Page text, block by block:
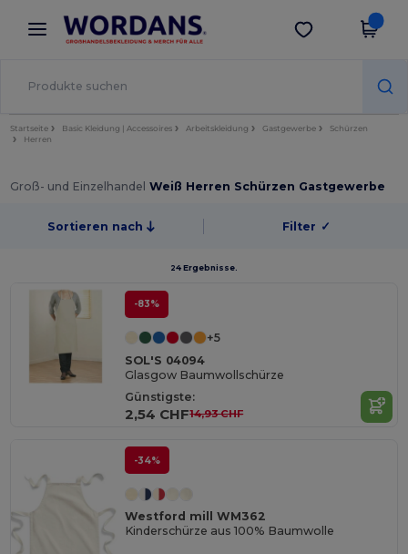
× Wordans App
Bessere Preise in der App!
App holen
Startseite Basic Kleidung | Accessoires Arbeitskleidung Gastgewerbe
Schürzen
Herren
Groß- und Einzelhandel Weiß Herren Schürzen Gastgewerbe
Sortieren nach Filter ✓
24 Ergebnisse.
-83%
+5
SOL'S 04094
Glasgow Baumwollschürze
Günstigste:
2,54 CHF14,93 CHF
-34%
Westford mill WM362
Kinderschürze aus 100% Baumwolle